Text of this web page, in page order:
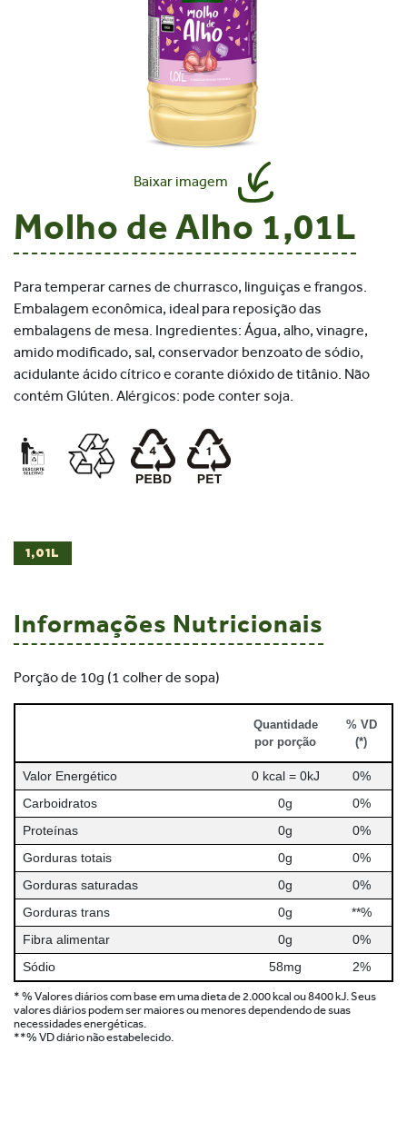
Baixar imagem
Molho de Alho 1,01L
Para temperar carnes de churrasco, linguiças e frangos.
Embalagem econômica, ideal para reposição das
embalagens de mesa. Ingredientes: Água, alho, vinagre,
amido modificado, sal, conservador benzoato de sódio,
acidulante ácido cítrico e corante dióxido de titânio. Não
contém Glúten. Alérgicos: pode conter soja.
1,01L
Informações Nutricionais
Porção de 10g (1 colher de sopa)
Quantidade
por porção
% VD
(*)
Valor Energético 0 kcal = 0kJ
0%
Carboidratos
0g
0%
Proteínas
0g
0%
Gorduras totais
0g
0%
Gorduras saturadas
0g
0%
Gorduras trans
0g
**%
Fibra alimentar
0g
0%
Sódio
58mg 2%
* % Valores diários com base em uma dieta de 2.000 kcal ou 8400 kJ. Seus
valores diários podem ser maiores ou menores dependendo de suas
necessidades energéticas.
**% VD diário não estabelecido.